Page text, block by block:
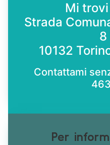
Mi
Strada
8
10132
Contattami
Per